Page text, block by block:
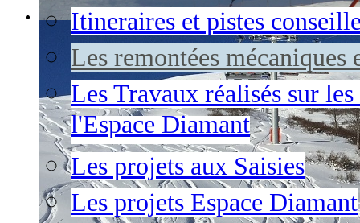
Itineraires et pistes
Les remontées mécaniques
Les Travaux réalisés sur
l'Espace Diamant
Les projets aux Saisies
Les projets Espace Diamant